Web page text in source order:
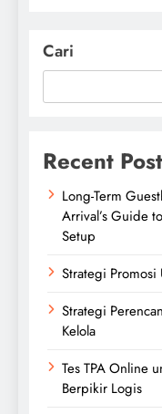
Cari
Recent
Long-Term
Arrival’s Guide
Setup
Strategi Promosi
Strategi
Kelola
Tes TPA Online
Berpikir Logis